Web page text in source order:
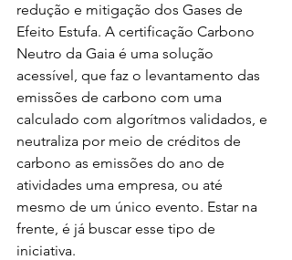
redução e mitigação dos Gases de
Efeito Estufa. A certificação Carbono
Neutro da Gaia é uma solução
acessível, que faz o levantamento das
emissões de carbono com uma
calculado com algorítmos validados, e
neutraliza por meio de créditos de
carbono as emissões do ano de
atividades uma empresa, ou até
mesmo de um único evento. Estar na
frente, é já buscar esse tipo de
iniciativa.